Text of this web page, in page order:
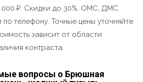
₽. Скидки до 30%, ОМС, ДМС.
по телефону. Точные цены уточняйте
зависит от области
контраста.
вопросы о Брюшная